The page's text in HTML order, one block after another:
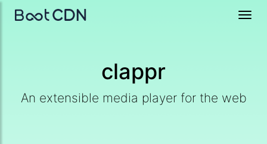
clappr
An extensible media player for the web